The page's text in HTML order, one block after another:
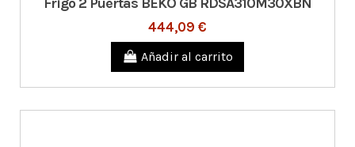
444,09 €
Añadir al carrito